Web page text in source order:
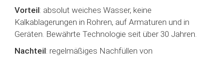
Vorteil: absolut weiches Wasser, keine
Kalkablagerungen in Rohren, auf Armaturen und in
Geräten. Bewährte Technologie seit über 30 Jahren.
Nachteil: regelmäßiges Nachfüllen von